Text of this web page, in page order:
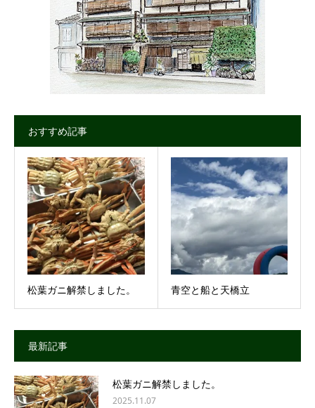
おすすめ記事
松葉ガニ解禁しました。 青空と船と天橋立
最新記事
松葉ガニ解禁しました。
2025.11.07